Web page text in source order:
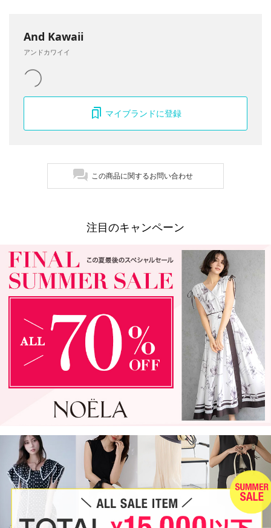
And Kawaii
アンドカワイイ
マイブランドに登録
この商品に関するお問い合わせ
注目のキャンペーン